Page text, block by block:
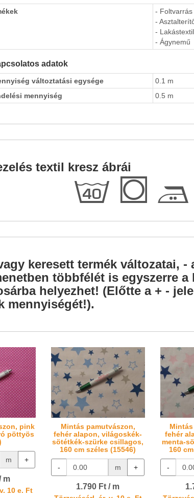
- Foltvarrás
-
- Lakástextil
- Ágynemű
adatok
változtatási egysége
0.1 m
mennyiség
0.5 m
textil kresz ábrái
h Q E
keresett termék változatai,
többfélét is egyszerre
helyezhet! (Előtte a + -
mennyiségét!).
pink
pöttyös
m +
m
10 e. Ft
Mintás pamutvászon,
fehér alapon, világoskék-
sötétkék-szürke csillagos,
160 cm széles (15546)
- m +
1.790 Ft / m
fehér
menta-
160
-